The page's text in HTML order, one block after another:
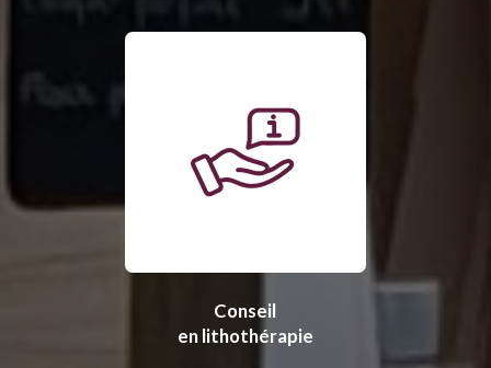
Conseil
en lithothérapie